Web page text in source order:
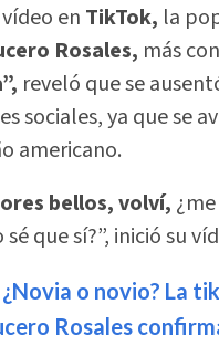
en TikTok, la
Rosales, más
reveló que se
sociales, ya que se
americano.
bellos, volví, ¿me
que sí?”, inició su
¿Novia o novio? La
Rosales